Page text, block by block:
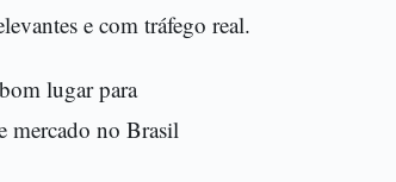
e com tráfego real.
lugar para
mercado no Brasil